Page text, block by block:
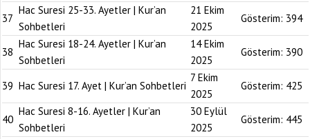
37
Hac Suresi 25-33. Ayetler | Kur’an
Sohbetleri
21 Ekim
2025
Gösterim: 394
38
Hac Suresi 18-24. Ayetler | Kur’an
Sohbetleri
14 Ekim
2025
Gösterim: 390
39 Hac Suresi 17. Ayet | Kur’an Sohbetleri
7 Ekim
2025
Gösterim: 425
40
Hac Suresi 8-16. Ayetler | Kur’an
Sohbetleri
30 Eylül
2025
Gösterim: 445